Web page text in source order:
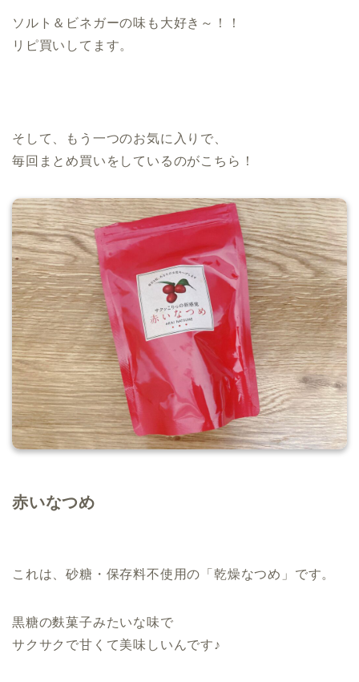
ソルト＆ビネガーの味も大好き～！！
リピ買いしてます。
そして、もう一つのお気に入りで、
毎回まとめ買いをしているのがこちら！
赤いなつめ
これは、砂糖・保存料不使用の「乾燥なつめ」です。
黒糖の麩菓子みたいな味で
サクサクで甘くて美味しいんです♪